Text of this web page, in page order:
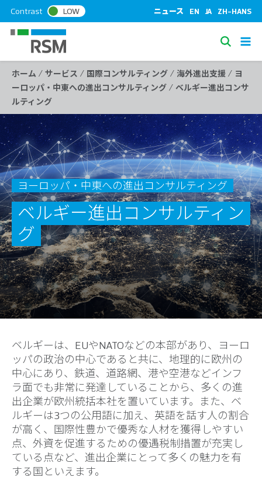
k
t
n
t
e
n
t
Contrast LOW ニュース EN JA ZH-HANS
S
e
a
r
h
ホーム / サービス / 国際コンサルティング / 海外進出支援 / ヨ
ーロッパ・中東への進出コンサルティング / ベルギー進出コンサ
ルティング
ヨーロッパ・中東への進出コンサルティング
ベルギー進出コンサルティン
グ
ベルギーは、EUやNATOなどの本部があり、ヨーロ
ッパの政治の中心であると共に、地理的に欧州の
中心にあり、鉄道、道路網、港や空港などインフ
ラ面でも非常に発達していることから、多くの進
出企業が欧州統括本社を置いています。また、ベ
ルギーは3つの公用語に加え、英語を話す人の割合
が高く、国際性豊かで優秀な人材を獲得しやすい
点、外資を促進するための優遇税制措置が充実し
ている点など、進出企業にとって多くの魅力を有
する国といえます。